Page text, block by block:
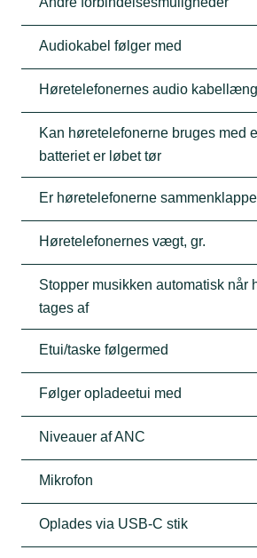
Audiokabel følger med
Høretelefonernes audio
Kan høretelefonerne bruges med
batteriet er løbet tør
Er høretelefonerne
Høretelefonernes vægt, gr.
Stopper musikken automatisk når
tages af
Etui/taske følgermed
Følger opladeetui med
Niveauer af ANC
Mikrofon
Oplades via USB-C stik